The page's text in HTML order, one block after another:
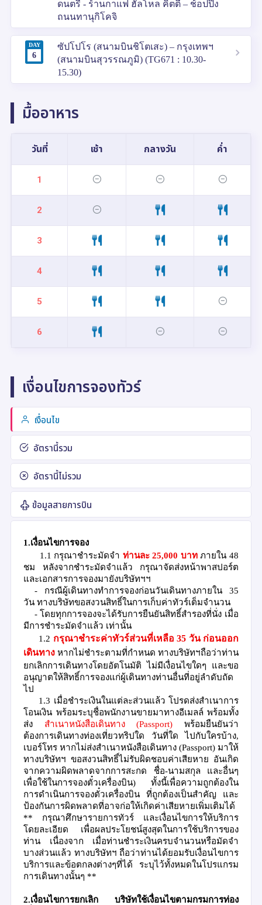
ดนตรี - ร้านกาแฟ ฮัลโหล คิตตี้ – ช้อปปิ้ง
ถนนทานุกิโคจิ
DAY
6
ซัปโปโร (สนามบินชิโตเสะ) – กรุงเทพฯ
(สนามบินสุวรรณภูมิ) (TG671 : 10.30-
15.30)
มื้ออาหาร
วันที่ เช้า กลางวัน ค่ำ
1
2
3
4
5
6
เงื่อนไขการจองทัวร์
เงื่อนไข
อัตรานี้รวม
อัตรานี้ไม่รวม
ข้อมูลสายการบิน
1.เงื่อนไขการจอง
1.1 กรุณาชำระมัดจำ ท่านละ25,000 บาทภายใน48
ชม
หลังจากชำระมัดจำแล้ว กรุณาจัดส่งหน้าพาสปอร์ต
และเอกสารการจองมายังบริษัทฯฯ
- กรณีผู้เดินทางทำการจองก่อนวันเดินทางภายใน35
วัน ทางบริษัทขอสงวนสิทธิ์ในการเก็บค่าทัวร์เต็มจำนวน
- โดยทุกการจองจะได้รับการยืนยันสิทธิ์สำรองที่นั่ง เมื่อ
มีการชำระมัดจำแล้ว เท่านั้น
1.2 กรุณาชำระค่าทัวร์ส่วนที่เหลือ 35 วัน ก่อนออก
เดินทาง หากไม่ชำระตามที่กำหนด ทางบริษัทฯถือว่าท่าน
ยกเลิกการเดินทางโดยอัตโนมัติ ไม่มีเงื่อนไขใดๆ และขอ
อนุญาตให้สิทธิ์การจองแก่ผู้เดินทางท่านอื่นที่อยู่ลำดับถัด
ไป
1.3 เมื่อชำระเงินในแต่ละส่วนแล้ว โปรดส่งสำเนาการ
โอนเงิน พร้อมระบุชื่อพนักงานขายมาทางอีเมลล์ พร้อมทั้ง
ส่ง
สำเนาหนังสือเดินทาง(Passport)พร้อมยืนยันว่า
ต้องการเดินทางท่องเที่ยวทริปใด วันที่ใด
ไปกับใครบ้าง,
เบอร์โทร หากไม่ส่งสำเนาหนังสือเดินทาง (Passport) มาให้
ทางบริษัทฯ ขอสงวนสิทธิ์ไม่รับผิดชอบค่าเสียหาย อันเกิด
จากความผิดพลาดจากการสะกด ชื่อ-นามสกุล และอื่นๆ
เพื่อใช้ในการจองตั๋วเครื่องบิน) ทั้งนี้เพื่อความถูกต้องใน
การดำเนินการจองตั๋วเครื่องบิน ที่ถูกต้องเป็นสำคัญ และ
ป้องกันการผิดพลาดที่อาจก่อให้เกิดค่าเสียหายเพิ่มเติมได้
** กรุณาศึกษารายการทัวร์ และเงื่อนไขการให้บริการ
โดยละเอียด เพื่อผลประโยชน์สูงสุดในการใช้บริการของ
ท่าน เนื่องจาก เมื่อท่านชำระเงินครบจำนวนหรือมัดจำ
บางส่วนแล้ว ทางบริษัทฯ ถือว่าท่านได้ยอมรับเงื่อนไขการ
บริการและข้อตกลงต่างๆที่ได้ ระบุไว้ทั้งหมดในโปรแกรม
การเดินทางนั้นๆ **
2.เงื่อนไขการยกเลิก บริษัทใช้เงื่อนไขตามกรมการท่อง